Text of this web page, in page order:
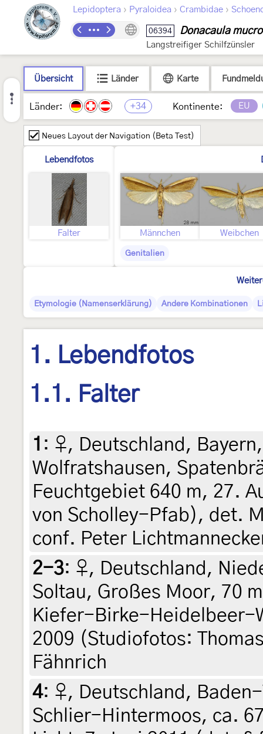
Lepidoptera › Pyraloidea › Crambidae ›
06394 Donacaula
Langstreifiger Schilfzünsler
Übersicht Länder Karte
Länder: +34 Kontinente: EU
Neues Layout der Navigation (Beta Test)
Lebendfotos
Falter Männchen Weibchen
Genitalien
Etymologie (Namenserklärung) Andere Kombinationen
1. Lebendfotos
1.1. Falter
1 : ♀, Deutschland,
Wolfratshausen,
Feuchtgebiet 640 m, 27.
von Scholley-Pfab), det.
conf. Peter
2-3: ♀, Deutschland,
Soltau, Großes Moor, 70
Kiefer-Birke-Heidelbeer-
2009 (Studiofotos:
Fähnrich
4: ♀, Deutschland,
Schlier-Hintermoos, ca.